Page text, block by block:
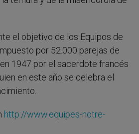
el objetivo de los Equipos de
por 52.000 parejas de
1947 por el sacerdote francés
en este año se celebra el
http://www.equipes-notre-